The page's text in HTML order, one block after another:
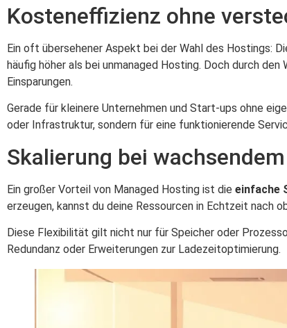
Kosteneffizienz ohne
Ein oft übersehener Aspekt bei der Wahl des Hostings:
häufig höher als bei unmanaged Hosting. Doch durch
Einsparungen.
Gerade für kleinere Unternehmen und Start-ups ohne
oder Infrastruktur, sondern für eine funktionierende
Skalierung bei
Ein großer Vorteil von Managed Hosting ist die einfache
erzeugen, kannst du deine Ressourcen in Echtzeit nach
Diese Flexibilität gilt nicht nur für Speicher oder
Redundanz oder Erweiterungen zur Ladezeitoptimierung.